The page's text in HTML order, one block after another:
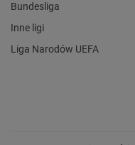
Bundesliga
Inne ligi
Liga Narodów UEFA